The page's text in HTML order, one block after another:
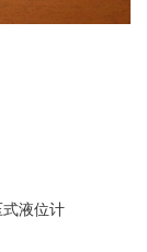
液位计